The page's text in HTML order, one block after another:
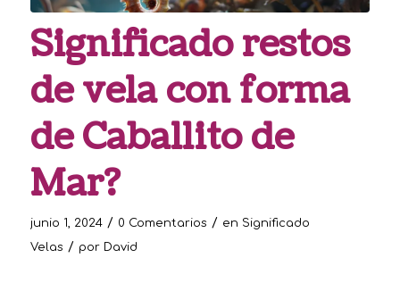
Significado restos
de vela con forma
de Caballito de
Mar?
junio 1, 2024 / 0 Comentarios / en Significado
Velas / por David